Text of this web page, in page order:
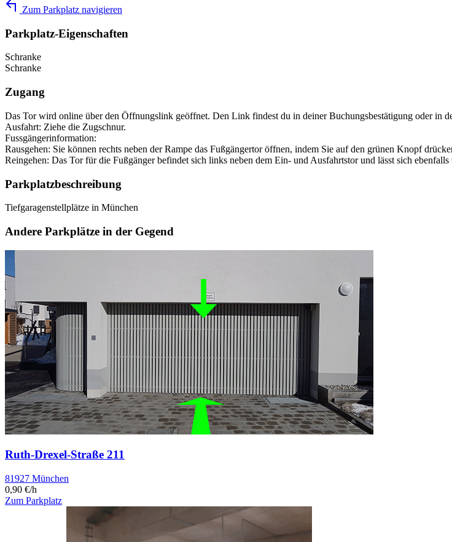
Zum Parkplatz navigieren
Parkplatz-Eigenschaften
Schranke
Schranke
Zugang
Das Tor wird online über den Öffnungslink geöffnet. Den Link findest du in deiner Buchungsbestätigung oder in
Ausfahrt: Ziehe die Zugschnur.
Fussgängerinformation:
Rausgehen: Sie können rechts neben der Rampe das Fußgängertor öffnen, indem Sie auf den grünen Knopf
Reingehen: Das Tor für die Fußgänger befindet sich links neben dem Ein- und Ausfahrtstor und lässt sich
Parkplatzbeschreibung
Tiefgaragenstellplätze in München
Andere Parkplätze in der Gegend
Ruth-Drexel-Straße 211
81927 München
0,90 €/h
Zum Parkplatz